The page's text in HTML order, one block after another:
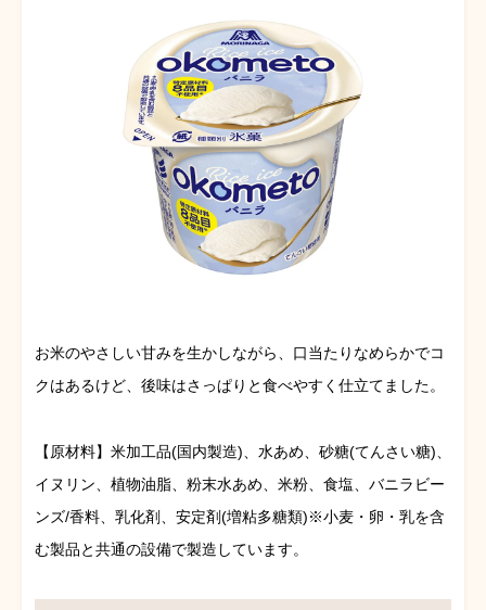
お米のやさしい甘みを生かしながら、口当たりなめらかでコ
クはあるけど、後味はさっぱりと食べやすく仕立てました。
【原材料】米加工品(国内製造)、水あめ、砂糖(てんさい糖)、
イヌリン、植物油脂、粉末水あめ、米粉、食塩、バニラビー
ンズ/香料、乳化剤、安定剤(増粘多糖類)※小麦・卵・乳を含
む製品と共通の設備で製造しています。